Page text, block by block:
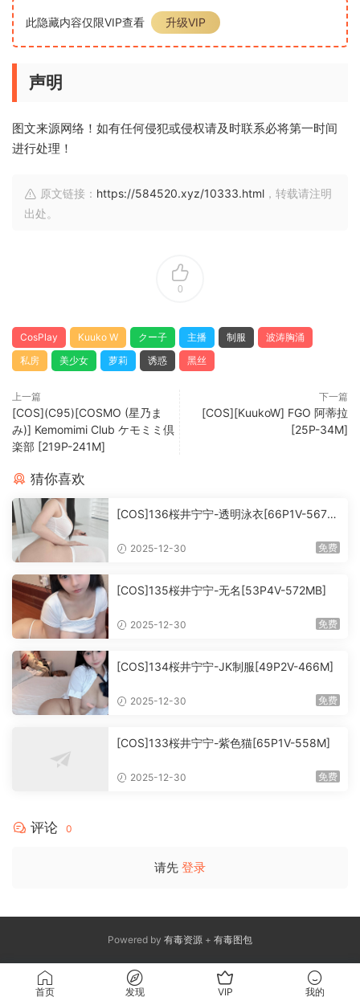
此隐藏内容仅限VIP查看 升级VIP
声明
图文来源网络！如有任何侵犯或侵权请及时联系必将第一时间
进行处理！
原文链接： https://584520.xyz/10333.html ，转载请注明
出处。
0
CosPlay Kuuko W クー子 主播 制服
波涛胸涌
私房
美少女 萝莉 诱惑 黑丝
上一篇
[COS](C95)[COSMO (星乃ま
み)] Kemomimi Club ケモミミ倶
楽部 [219P-241M]
下一篇
[COS][KuukoW] FGO 阿蒂拉
[25P-34M]
猜你喜欢
[COS]136桜井宁宁-透明泳衣[66P1V-567M
2025-12-30 免费
[COS]135桜井宁宁-无名[53P4V-572MB]
2025-12-30 免费
[COS]134桜井宁宁-JK制服[49P2V-466M]
2025-12-30 免费
[COS]133桜井宁宁-紫色猫[65P1V-558M]
2025-12-30 免费
评论 0
请先 登录
Powered by 有毒资源 + 有毒图包
首页 发现 VIP 我的